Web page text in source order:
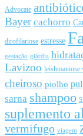
Advocate
Bayer cachorro
dirofilariose estresse
gestação giárdia
Lavizoo leishmaniose
cheiroso piolho
sarna shampoo
suplemento
vermifugo viagem